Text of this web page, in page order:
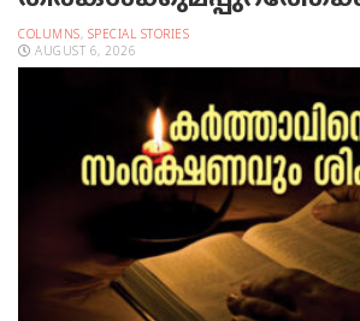
COLUMNS, SPECIAL STORIES
AUGUST 6, 2026